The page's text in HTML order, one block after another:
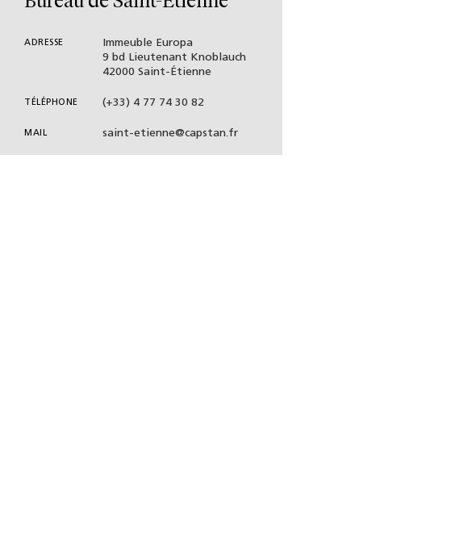
ADRESSE
Immeuble Europa
9 bd Lieutenant Knoblauch
42000 Saint-Étienne
TÉLÉPHONE (+33) 4 77 74 30 82
MAIL saint-etienne@capstan.fr